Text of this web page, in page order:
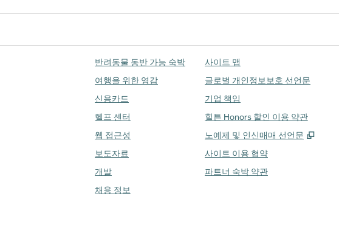
반려동물 동반 가능 숙박
여행을 위한 영감
신용카드
헬프 센터
웹 접근성
보도자료
개발
채용 정보
사이트 맵
글로벌 개인정보보호 선언문
기업 책임
힐튼 Honors 할인 이용 약관
노예제 및 인신매매 선언문
,
사이트 이용 협약
파트너 숙박 약관